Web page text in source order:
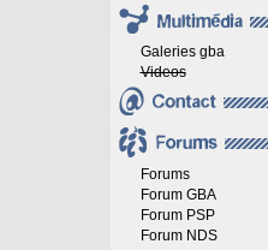
Galeries gba
Videos
Forums
Forum GBA
Forum PSP
Forum NDS